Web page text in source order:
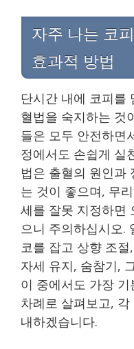
자주 나는 코
효과적 방법
단시간 내에 코피를
혈법을 숙지하는 것
들은 모두 안전하면
정에서도 손쉽게 실
법은 출혈의 원인과
는 것이 좋으며, 무
세를 잘못 지정하면
으니 주의하십시오.
코를 잡고 상향 조
자세 유지, 숨참기,
이 중에서도 가장
차례로 살펴보고,
내하겠습니다.